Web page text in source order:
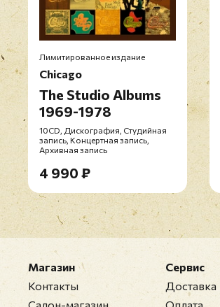
Лимитированное издание
Chicago
The Studio Albums
1969-1978
10CD, Дискография, Студийная
запись, Концертная запись,
Архивная запись
4 990 ₽
Магазин
Контакты
Сервис
Доставка